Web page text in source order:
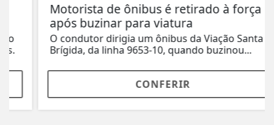
Motorista de ônibus é retirado à força
após buzinar para viatura
O condutor dirigia um ônibus da Viação Santa
Brígida, da linha 9653-10, quando buzinou...
CONFERIR